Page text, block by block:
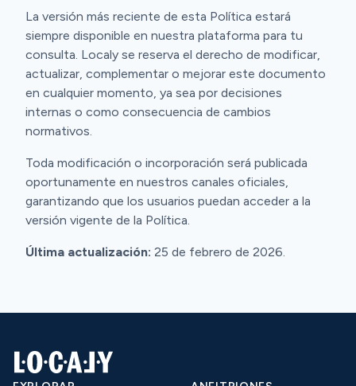
La versión más reciente de esta Política estará
siempre disponible en nuestra plataforma para tu
consulta. Localy se reserva el derecho de modificar,
actualizar, complementar o mejorar este documento
en cualquier momento, ya sea por decisiones
internas o como consecuencia de cambios
normativos.
Toda modificación o incorporación será publicada
oportunamente en nuestros canales oficiales,
garantizando que los usuarios puedan acceder a la
versión vigente de la Política.
Última actualización: 25 de febrero de 2026.